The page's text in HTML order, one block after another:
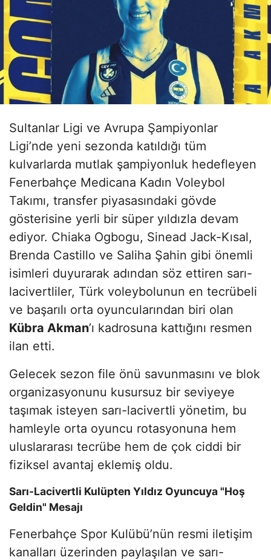
Sultanlar Ligi ve Avrupa Şampiyonlar
Ligi’nde yeni sezonda katıldığı tüm
kulvarlarda mutlak şampiyonluk hedefleyen
Fenerbahçe Medicana Kadın Voleybol
Takımı, transfer piyasasındaki gövde
gösterisine yerli bir süper yıldızla devam
ediyor. Chiaka Ogbogu, Sinead Jack-Kısal,
Brenda Castillo ve Saliha Şahin gibi önemli
isimleri duyurarak adından söz ettiren sarı-
lacivertliler, Türk voleybolunun en tecrübeli
ve başarılı orta oyuncularından biri olan
Kübra Akman’ı kadrosuna kattığını resmen
ilan etti.
Gelecek sezon file önü savunmasını ve blok
organizasyonunu kusursuz bir seviyeye
taşımak isteyen sarı-lacivertli yönetim, bu
hamleyle orta oyuncu rotasyonuna hem
uluslararası tecrübe hem de çok ciddi bir
fiziksel avantaj eklemiş oldu.
Sarı-Lacivertli Kulüpten Yıldız Oyuncuya "Hoş
Geldin" Mesajı
Fenerbahçe Spor Kulübü’nün resmi iletişim
kanalları üzerinden paylaşılan ve sarı-